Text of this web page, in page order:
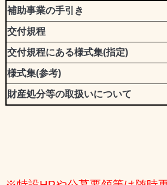
補助事業の手引き
交付規程
交付規程にある様式集(指定)
様式集(参考)
財産処分等の取扱いについて